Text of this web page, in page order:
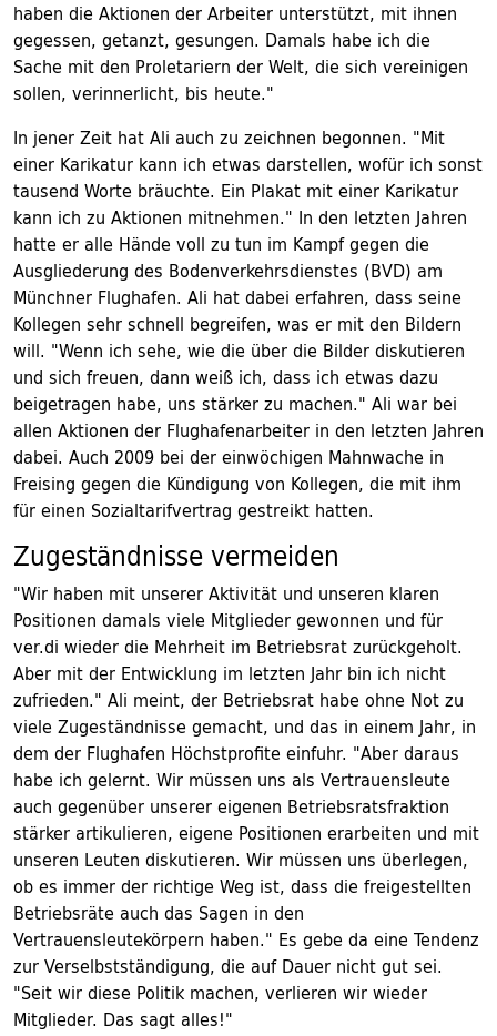
haben die Aktionen der Arbeiter unterstützt, mit ihnen
gegessen, getanzt, gesungen. Damals habe ich die
Sache mit den Proletariern der Welt, die sich vereinigen
sollen, verinnerlicht, bis heute."
In jener Zeit hat Ali auch zu zeichnen begonnen. "Mit
einer Karikatur kann ich etwas darstellen, wofür ich sonst
tausend Worte bräuchte. Ein Plakat mit einer Karikatur
kann ich zu Aktionen mitnehmen." In den letzten Jahren
hatte er alle Hände voll zu tun im Kampf gegen die
Ausgliederung des Bodenverkehrsdienstes (BVD) am
Münchner Flughafen. Ali hat dabei erfahren, dass seine
Kollegen sehr schnell begreifen, was er mit den Bildern
will. "Wenn ich sehe, wie die über die Bilder diskutieren
und sich freuen, dann weiß ich, dass ich etwas dazu
beigetragen habe, uns stärker zu machen." Ali war bei
allen Aktionen der Flughafenarbeiter in den letzten Jahren
dabei. Auch 2009 bei der einwöchigen Mahnwache in
Freising gegen die Kündigung von Kollegen, die mit ihm
für einen Sozialtarifvertrag gestreikt hatten.
Zugeständnisse vermeiden
"Wir haben mit unserer Aktivität und unseren klaren
Positionen damals viele Mitglieder gewonnen und für
ver.di wieder die Mehrheit im Betriebsrat zurückgeholt.
Aber mit der Entwicklung im letzten Jahr bin ich nicht
zufrieden." Ali meint, der Betriebsrat habe ohne Not zu
viele Zugeständnisse gemacht, und das in einem Jahr, in
dem der Flughafen Höchstprofite einfuhr. "Aber daraus
habe ich gelernt. Wir müssen uns als Vertrauensleute
auch gegenüber unserer eigenen Betriebsratsfraktion
stärker artikulieren, eigene Positionen erarbeiten und mit
unseren Leuten diskutieren. Wir müssen uns überlegen,
ob es immer der richtige Weg ist, dass die freigestellten
Betriebsräte auch das Sagen in den
Vertrauensleutekörpern haben." Es gebe da eine Tendenz
zur Verselbstständigung, die auf Dauer nicht gut sei.
"Seit wir diese Politik machen, verlieren wir wieder
Mitglieder. Das sagt alles!"